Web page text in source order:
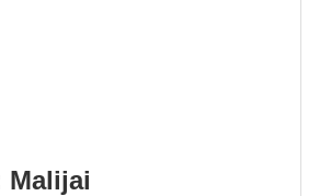
Malijai